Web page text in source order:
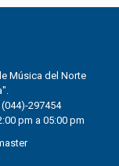
Música del Norte
(044)-297454
pm a 05:00 pm